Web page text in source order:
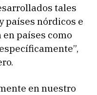
tales
países nórdicos e
países como
en nuestro